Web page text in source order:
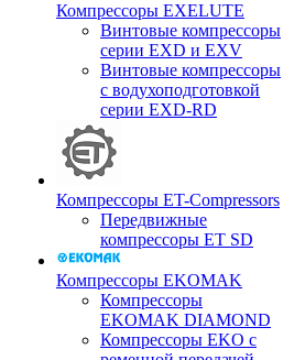
Компрессоры EXELUTE
Винтовые компрессоры
серии EXD и EXV
Винтовые компрессоры
с водухоподготовкой
серии EXD-RD
Компрессоры ET-Compressors
Передвижные
компрессоры ET SD
Компрессоры EKOMAK
Компрессоры
EKOMAK DIAMOND
Компрессоры EKO c